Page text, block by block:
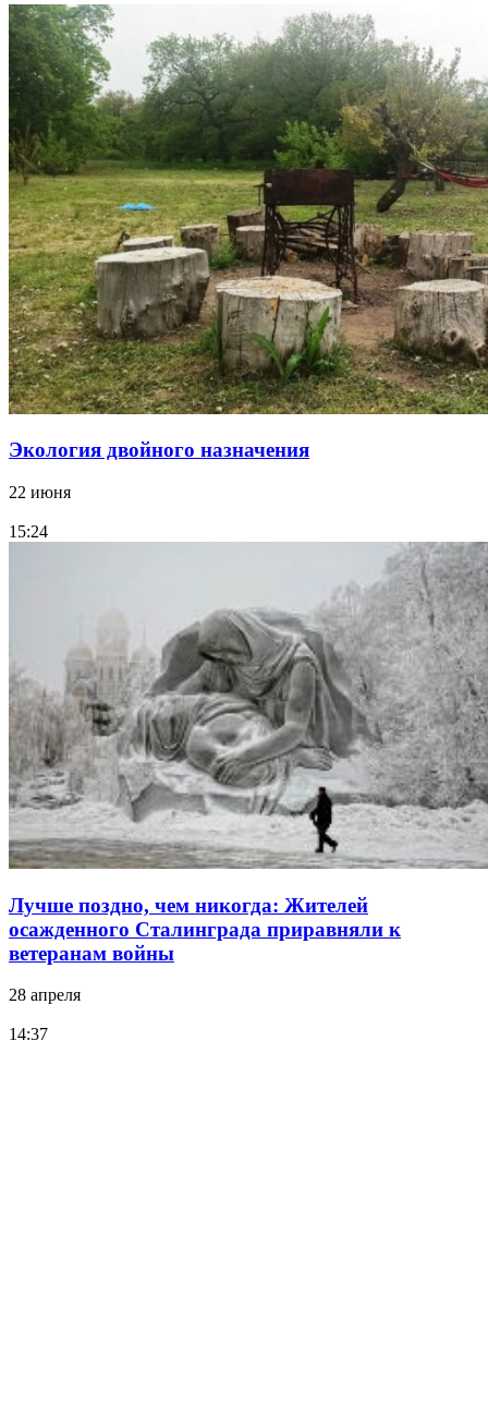
Экология двойного назначения
22 июня
15:24
Лучше поздно, чем никогда: Жителей
осажденного Сталинграда приравняли к
ветеранам войны
28 апреля
14:37